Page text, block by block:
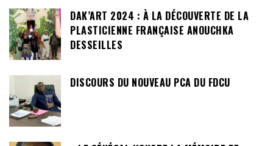
DAK’ART 2024 : À LA DÉCOUVERTE DE LA
PLASTICIENNE FRANÇAISE ANOUCHKA
DESSEILLES
DISCOURS DU NOUVEAU PCA DU FDCU